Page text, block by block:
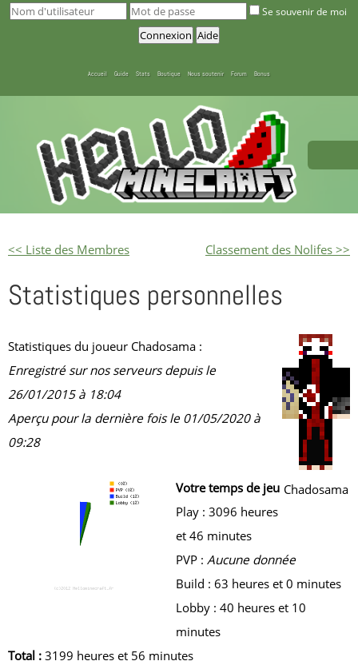
Se souvenir de moi
Accueil Guide Stats Boutique Nous soutenir Forum Bonus
<< Liste des Membres Classement des Nolifes >>
Statistiques personnelles
Chadosama
Statistiques du joueur Chadosama :
Enregistré sur nos serveurs depuis le
26/01/2015 à 18:04
Aperçu pour la dernière fois le 01/05/2020 à
09:28
Votre temps de jeu
Play : 3096 heures
et 46 minutes
PVP : Aucune donnée
Build : 63 heures et 0 minutes
Lobby : 40 heures et 10
minutes
Total : 3199 heures et 56 minutes